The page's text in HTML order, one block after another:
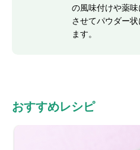
の風味付けや薬
させてパウダー
ます。
おすすめレシピ